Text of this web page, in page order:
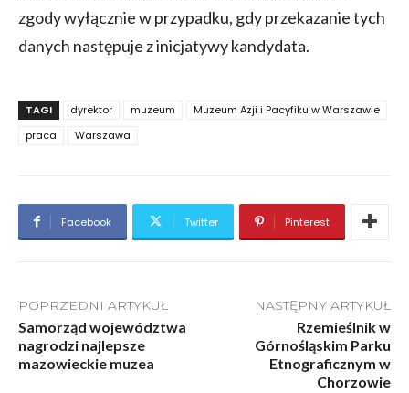
zgody wyłącznie w przypadku, gdy przekazanie tych
danych następuje z inicjatywy kandydata.
TAGI dyrektor muzeum
Muzeum Azji i Pacyfiku w Warszawie
praca
Warszawa
Facebook Twitter Pinterest
POPRZEDNI ARTYKUŁ
Samorząd województwa
nagrodzi najlepsze
mazowieckie muzea
NASTĘPNY ARTYKUŁ
Rzemieślnik w
Górnośląskim Parku
Etnograficznym w
Chorzowie